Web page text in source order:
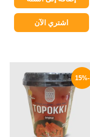
اشتري الآن
-15%
الأصلي
هو:
الحالي
هو:
199 EGP.